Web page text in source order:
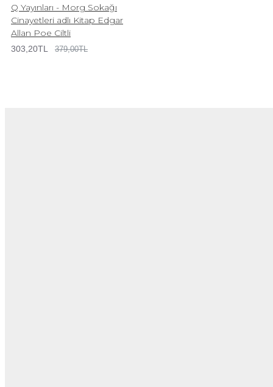
Q Yayınları - Morg Sokağı
Cinayetleri adlı Kitap Edgar
Allan Poe Ciltli
303,20TL 379,00TL